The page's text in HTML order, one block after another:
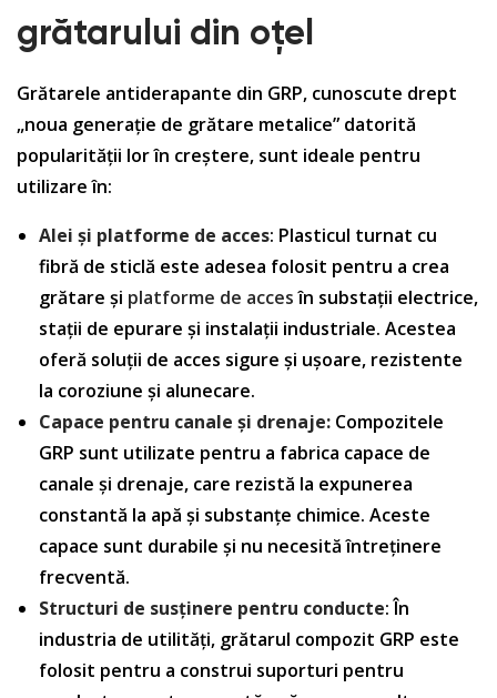
grătarului din oțel
Grătarele antiderapante din GRP, cunoscute drept
„noua generație de grătare metalice” datorită
popularității lor în creștere, sunt ideale pentru
utilizare în:
Alei și platforme de acces: Plasticul turnat cu
fibră de sticlă este adesea folosit pentru a crea
grătare și platforme de accesîn substații electrice,
stații de epurare și instalații industriale. Acestea
oferă soluții de acces sigure și ușoare, rezistente
la coroziune și alunecare.
Capace pentru canale și drenaje: Compozitele
GRP sunt utilizate pentru a fabrica capace de
canale și drenaje, care rezistă la expunerea
constantă la apă și substanțe chimice. Aceste
capace sunt durabile și nu necesită întreținere
frecventă.
Structuri de susținere pentru conducte: În
industria de utilități, grătarul compozit GRP este
folosit pentru a construi suporturi pentru